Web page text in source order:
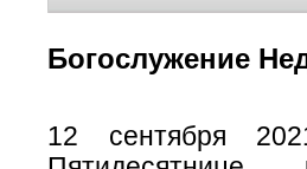
Богослужение
12 сентября